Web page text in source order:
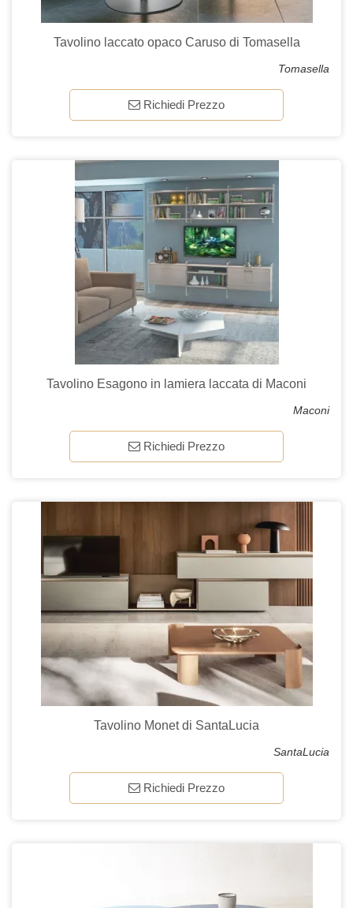
Tavolino laccato opaco Caruso di Tomasella
Tomasella
Richiedi Prezzo
Tavolino Esagono in lamiera laccata di Maconi
Maconi
Richiedi Prezzo
Tavolino Monet di SantaLucia
SantaLucia
Richiedi Prezzo